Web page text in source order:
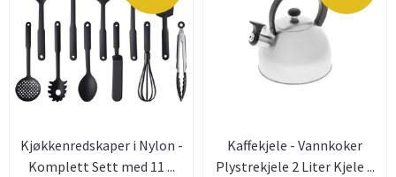
Kjøkkenredskaper i Nylon -
Komplett Sett med 11 ...
Kaffekjele - Vannkoker
Plystrekjele 2 Liter Kjele ...